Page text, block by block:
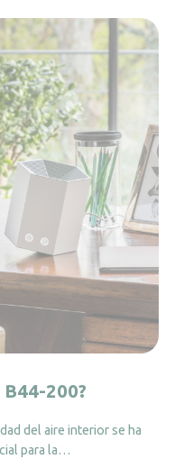
B44-200?
del aire interior se ha
para la…